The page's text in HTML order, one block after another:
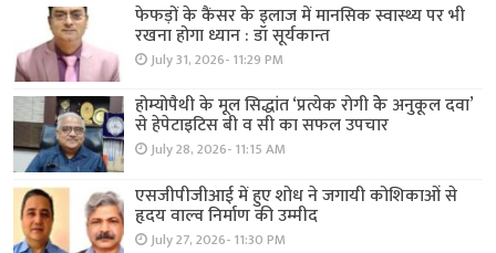
फेफड़ों के कैंसर के इलाज में मानसिक स्वास्थ्य पर भी
रखना होगा ध्यान : डॉ सूर्यकान्त
July 31, 2026- 11:29 PM
होम्योपैथी के मूल सिद्धांत ‘प्रत्येक रोगी केे अनुकूल दवा’
से हेपेटाइटिस बी व सी का सफल उपचार
July 28, 2026- 11:15 AM
एसजीपीजीआई में हुए शोध ने जगायी कोशिकाओं से
हृदय वाल्व निर्माण की उम्मीद
July 27, 2026- 11:30 PM